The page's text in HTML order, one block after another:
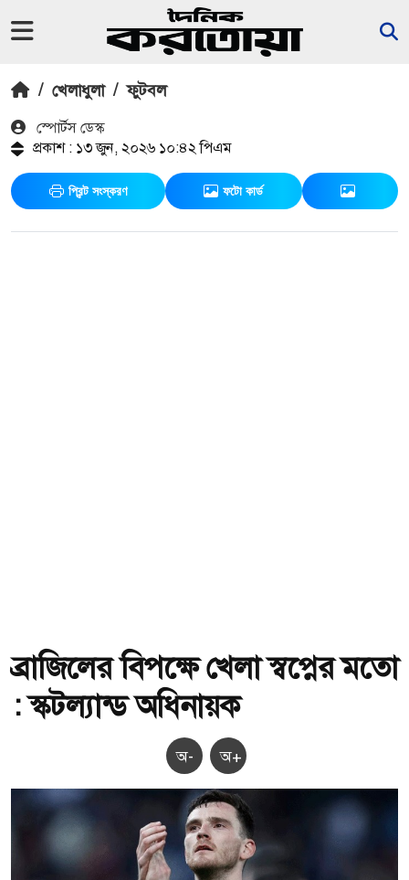
/ খেলাধুলা / ফুটবল
স্পোর্টস ডেস্ক
প্রকাশ : ১৩ জুন, ২০২৬ ১০:৪২ পিএম
প্রিন্ট সংস্করণ ফটো কার্ড
ব্রাজিলের বিপক্ষে খেলা স্বপ্নের মতো
: স্কটল্যান্ড অধিনায়ক
অ- অ+